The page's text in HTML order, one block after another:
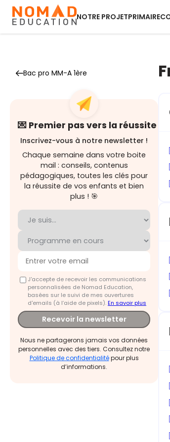
NOTRE PROJETPRIMAIRE
Bac pro MM-A 1ère
💌 Premier pas vers la réussite
Inscrivez-vous à notre newsletter !
Chaque semaine dans votre boite
mail : conseils, contenus
pédagogiques, toutes les clés pour
la réussite de vos enfants et bien
plus ! 🎯
J'accepte de recevoir les communications
personnalisées de Nomad Education,
basées sur le suivi de mes ouvertures
d'emails (à l’aide de pixels).En savoir plus
Recevoir la newsletter
Nous ne partagerons jamais vos données
personnelles avec des tiers. Consultez notre
Politique de confidentialitépour plus
d’informations.